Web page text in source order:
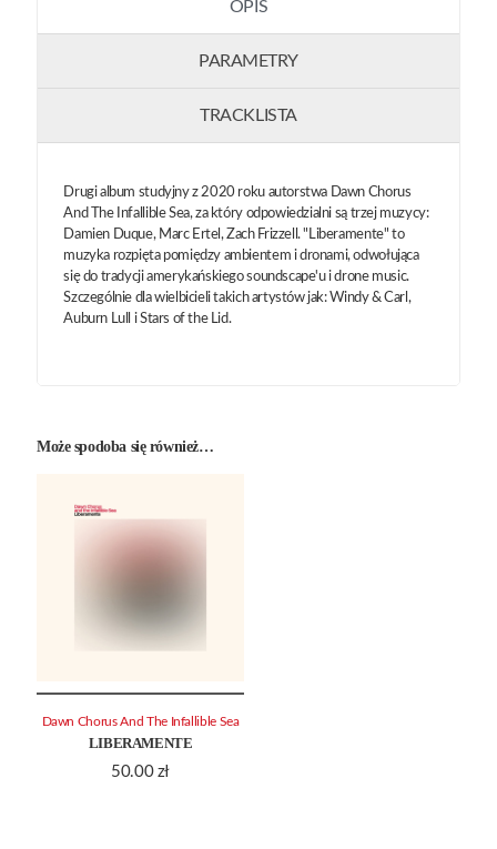
OPIS
PARAMETRY
TRACKLISTA
Drugi album studyjny z 2020 roku autorstwa Dawn Chorus
And The Infallible Sea, za który odpowiedzialni są trzej muzycy:
Damien Duque, Marc Ertel, Zach Frizzell. "Liberamente" to
muzyka rozpięta pomiędzy ambientem i dronami, odwołująca
się do tradycji amerykańskiego soundscape'u i drone music.
Szczególnie dla wielbicieli takich artystów jak: Windy & Carl,
Auburn Lull i Stars of the Lid.
Może spodoba się również…
LIBERAMENTE
50.00 zł
Dawn Chorus And The Infallible Sea